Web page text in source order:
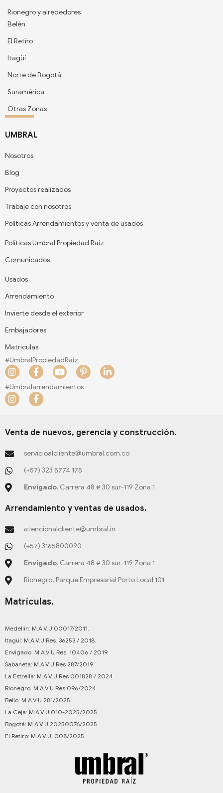
Rionegro y alrededores
Belén
El Retiro
Itagüí
Norte de Bogotá
Suramérica
Otras Zonas
UMBRAL
Nosotros
Blog
Proyectos realizados
Trabaje con nosotros
Políticas Arrendamientos y venta de usados
Políticas Umbral Propiedad Raíz
Comunicados
Usados
Arrendamiento
Invierte desde el exterior
Embajadores
Matriculas
#UmbralPropiedadRaíz
I
n
s
t
a
a
F
a
c
e
b
k
f
Y
o
u
P
i
n
s
-
p
L
i
n
i
n
#Umbralarrendamientos
I
n
a
r
a
m
F
a
b
o
k
-
f
Venta de nuevos, gerencia y construcción.
servicioalcliente@umbral.com.co
(+57) 323 5774 175
Envigado. Carrera 48 # 30 sur-119 Zona 1
Arrendamiento y ventas de usados.
atencionalcliente@umbral.in
(+57) 3165800090
Envigado. Carrera 48 # 30 sur-119 Zona 1
Rionegro, Parque Empresarial Porto Local 101
Matrículas.
Medellín: M.A.V.U 00017/2011.
Itagüí: M.A.V.U Res. 36253 / 2018.
Envigado: M.A.V.U Res. 10406 / 2019.
Sabaneta: M.A.V.U Res 287/2019.
La Estrella: M.A.V.U Res 001828 / 2024.
Rionegro: M.A.V.U Res 096/2024.
Bello: M.A.V.U 281/2025.
La Ceja: M.A.V.U 010-2025/2025.
Bogotá: M.A.V.U 20250076/2025.
El Retiro: M.A.V.U. 008/2025.